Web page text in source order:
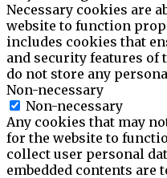
Necessary cookies are
website to function
includes cookies that
and security features of
do not store any
Non-necessary
Non-necessary
Any cookies that may
for the website to
collect user personal
embedded contents are